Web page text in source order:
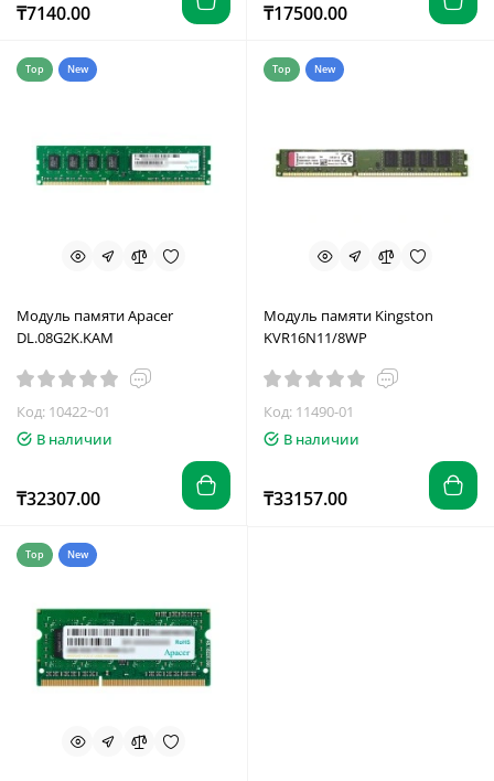
₸7140.00 ₸17500.00
Top New
Модуль памяти Apacer
DL.08G2K.KAM
Код: 10422~01
В наличии
₸32307.00
Top New
Модуль памяти Kingston
KVR16N11/8WP
Код: 11490-01
В наличии
₸33157.00
Top New